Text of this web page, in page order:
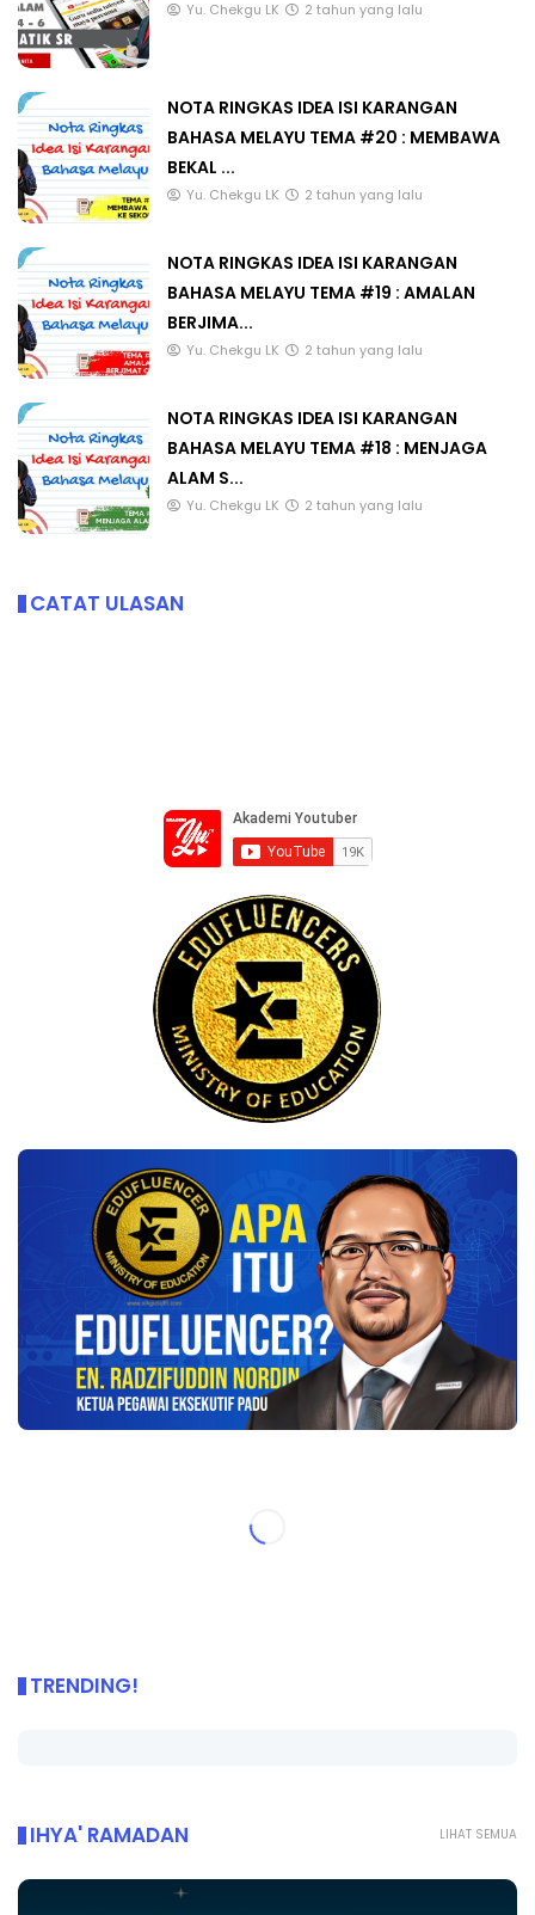
Yu. Chekgu LK 2 tahun yang lalu
NOTA RINGKAS IDEA ISI KARANGAN
BAHASA MELAYU TEMA #20 : MEMBAWA
BEKAL ...
Yu. Chekgu LK 2 tahun yang lalu
NOTA RINGKAS IDEA ISI KARANGAN
BAHASA MELAYU TEMA #19 : AMALAN
BERJIMA...
Yu. Chekgu LK 2 tahun yang lalu
NOTA RINGKAS IDEA ISI KARANGAN
BAHASA MELAYU TEMA #18 : MENJAGA
ALAM S...
Yu. Chekgu LK 2 tahun yang lalu
CATAT ULASAN
TRENDING!
LIHAT SEMUA
IHYA' RAMADAN